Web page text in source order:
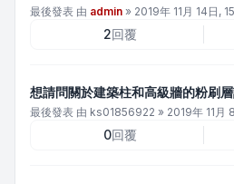
最後發表 由 admin » 2019年 11月 14日,
2回覆
想請問關於建築柱和高級牆的粉刷
最後發表 由 ks01856922 » 2019年 11月
0回覆